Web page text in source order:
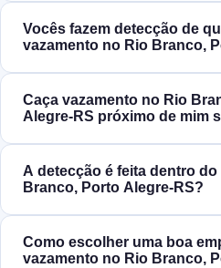
Vocês fazem detecção de
vazamento no Rio Branco,
Caça vazamento no Rio
Alegre‑RS próximo de mim
A detecção é feita dentro
Branco, Porto Alegre‑RS?
Como escolher uma boa
vazamento no Rio Branco,